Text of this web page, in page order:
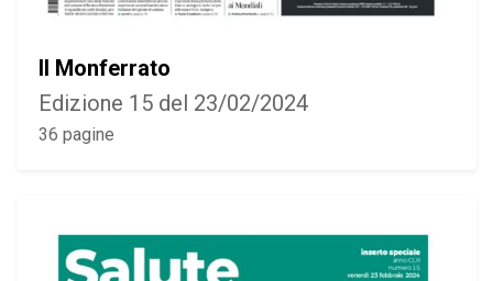
Il Monferrato
Edizione 15 del 23/02/2024
36 pagine